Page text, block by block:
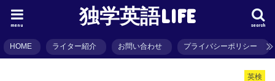
独学英語LIFE search
menu
HOME ライター紹介 お問い合わせ プライバシーポリシー
英検